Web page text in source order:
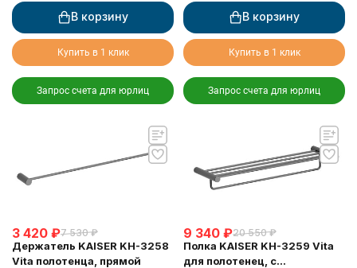
В корзину
Купить в 1 клик
Запрос счета для юрлиц
В корзину
Купить в 1 клик
Запрос счета для юрлиц
3 420 ₽7 530 ₽
Держатель KAISER KH-3258
Vita полотенца, прямой
9 340 ₽20 550 ₽
Полка KAISER KH-3259 Vita
для полотенец, с